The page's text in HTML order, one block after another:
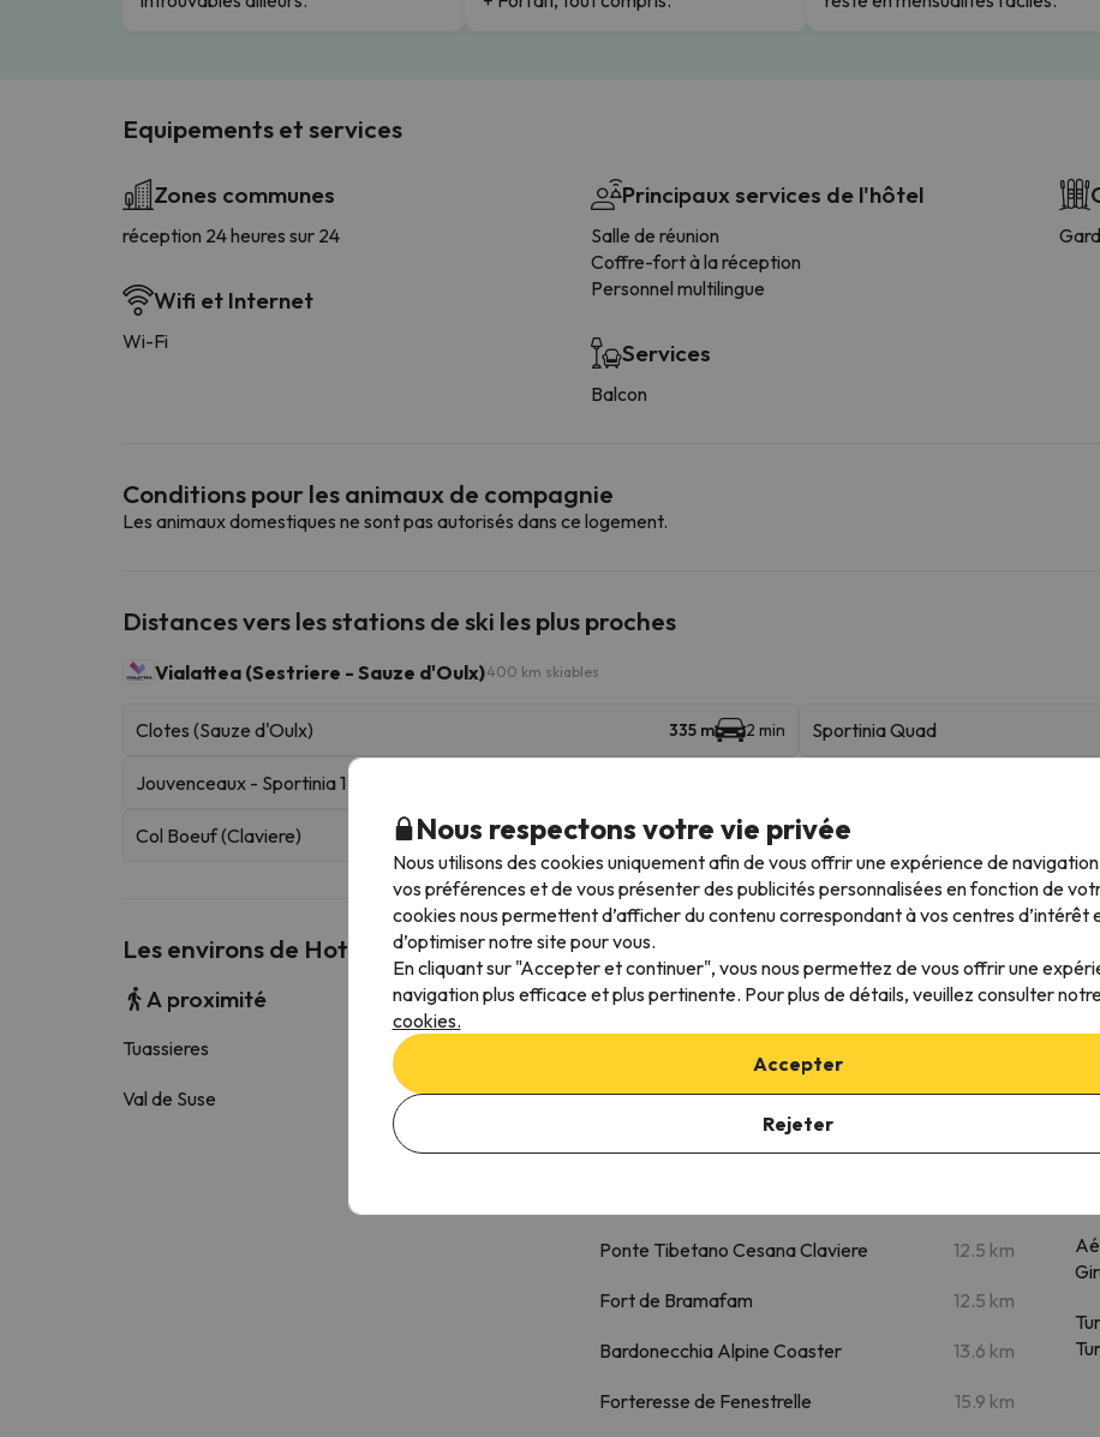
Equipements et services
Zones communes
réception 24 heures sur 24
Wifi et Internet
Wi-Fi
Principaux services de l'hôtel
Salle de réunion
Coffre-fort à la réception
Personnel multilingue
Services
Balcon
Conditions pour les animaux de compagnie
Les animaux domestiques ne sont pas autorisés dans ce logement.
Distances vers les stations de ski les plus proches
Vialattea (Sestriere - Sauze d'Oulx)400 km skiables
Clotes (Sauze d'Oulx) 335 m 2 min Sportinia Quad
Jouvenceaux - Sportinia 1
Col Boeuf (Claviere) 22.2 km 32 min Cit Roc (Sestriere)
Les environs de Hotel San Giorgio
A proximité
Tuassieres
Val de Suse 3.7 km
Lieux d'intérêt
Chaberton Adventure Park 8.4 km
Diga Del Chisonetto (mt. 2210) 9.7 km
Ponte Tibetano Cesana Claviere 12.5 km
Fort de Bramafam 12.5 km
Bardonecchia Alpine Coaster 13.6 km
Forteresse de Fenestrelle 15.9 km
Nous respectons votre vie privée
Nous utilisons des cookies uniquement afin de vous offrir une expérience de
vos préférences et de vous présenter des publicités personnalisées en fonction de
cookies nous permettent d’afficher du contenu correspondant à vos centres d’intérêt
d’optimiser notre site pour vous.
En cliquant sur "Accepter et continuer", vous nous permettez de vous offrir une
navigation plus efficace et plus pertinente. Pour plus de détails, veuillez consulter
cookies.
Accepter
Rejeter